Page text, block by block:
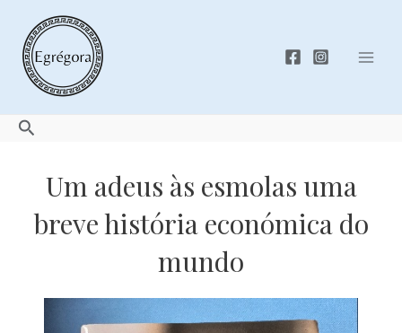
content
Search
Um adeus às esmolas uma
breve história económica do
mundo